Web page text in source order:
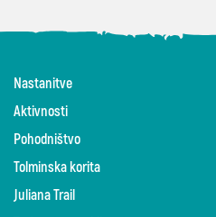
Nastanitve
Aktivnosti
Pohodništvo
Tolminska korita
Juliana Trail